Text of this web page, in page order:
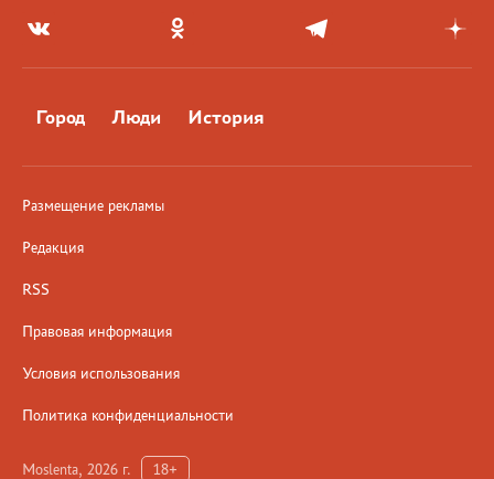
Город Люди История
Размещение рекламы
Редакция
RSS
Правовая информация
Условия использования
Политика конфиденциальности
Moslenta, 2026 г. 18+